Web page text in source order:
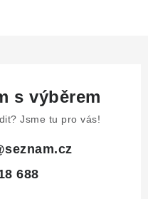
s výběrem
Jsme tu pro vás!
seznam.cz
688